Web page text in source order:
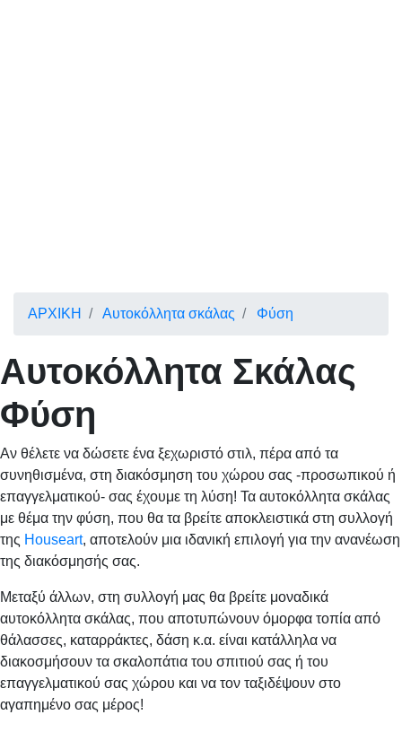
ΑΡΧΙΚΗ Αυτοκόλλητα σκάλας Φύση
Αυτοκόλλητα Σκάλας
Φύση
Αν θέλετε να δώσετε ένα ξεχωριστό στιλ, πέρα από τα
συνηθισμένα, στη διακόσμηση του χώρου σας -προσωπικού ή
επαγγελματικού- σας έχουμε τη λύση! Τα αυτοκόλλητα σκάλας
με θέμα την φύση, που θα τα βρείτε αποκλειστικά στη συλλογή
της Houseart, αποτελούν μια ιδανική επιλογή για την ανανέωση
της διακόσμησής σας.
Μεταξύ άλλων, στη συλλογή μας θα βρείτε μοναδικά
αυτοκόλλητα σκάλας, που αποτυπώνουν όμορφα τοπία από
θάλασσες, καταρράκτες, δάση κ.α. είναι κατάλληλα να
διακοσμήσουν τα σκαλοπάτια του σπιτιού σας ή του
επαγγελματικού σας χώρου και να τον ταξιδέψουν στο
αγαπημένο σας μέρος!